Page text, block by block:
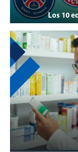
Los 10